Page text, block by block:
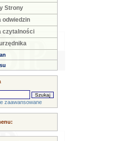
Strony
odwiedzin
czytalności
zaawansowane